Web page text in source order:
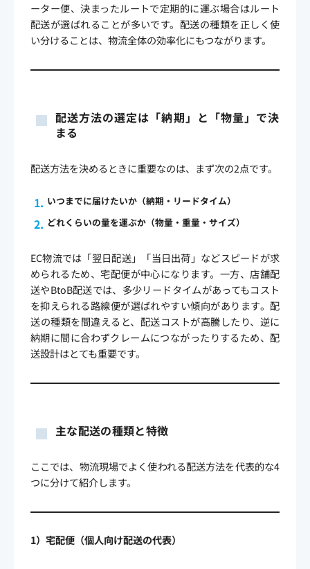
ーター便、決まったルートで定期的に運ぶ場合はルート
配送が選ばれることが多いです。配送の種類を正しく使
い分けることは、物流全体の効率化にもつながります。
配送方法の選定は「納期」と「物量」で決
まる
配送方法を決めるときに重要なのは、まず次の2点です。
いつまでに届けたいか（納期・リードタイム）
どれくらいの量を運ぶか（物量・重量・サイズ）
EC物流では「翌日配送」「当日出荷」などスピードが求
められるため、宅配便が中心になります。一方、店舗配
送やBtoB配送では、多少リードタイムがあってもコスト
を抑えられる路線便が選ばれやすい傾向があります。配
送の種類を間違えると、配送コストが高騰したり、逆に
納期に間に合わずクレームにつながったりするため、配
送設計はとても重要です。
主な配送の種類と特徴
ここでは、物流現場でよく使われる配送方法を代表的な4
つに分けて紹介します。
1）宅配便（個人向け配送の代表）